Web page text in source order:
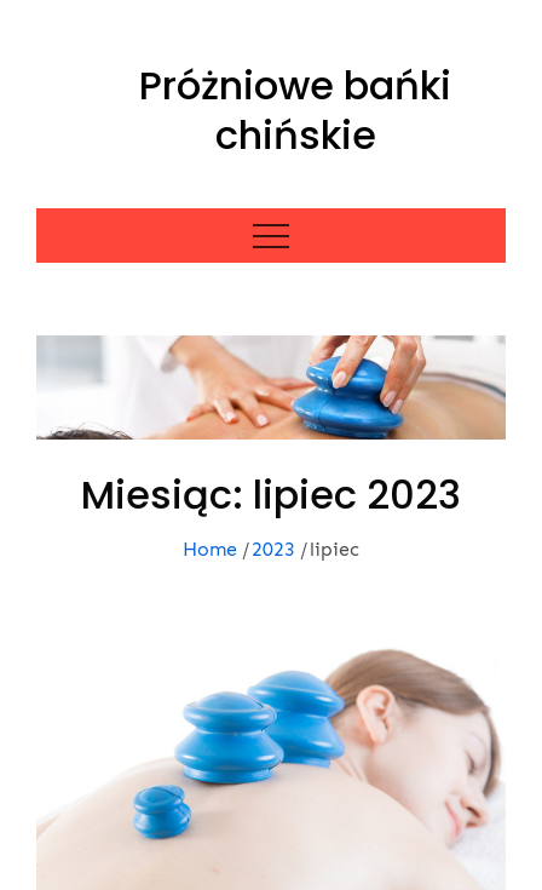
Próżniowe bańki
chińskie
Miesiąc: lipiec 2023
Home 2023 lipiec